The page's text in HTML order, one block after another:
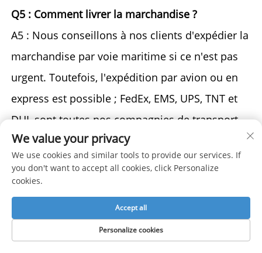
Q5 : Comment livrer la marchandise ?
A5 : Nous conseillons à nos clients d'expédier la
marchandise par voie maritime si ce n'est pas
urgent. Toutefois, l'expédition par avion ou en
express est possible ; FedEx, EMS, UPS, TNT et
DHL sont toutes nos compagnies de transport
avec lesquelles nous collaborons depuis
longtemps, et nous pouvons obtenir des tarifs
préférentiels auprès d'elles.
Q7 : Quelle est votre méthode d'expédition ?
A7 : Généralement, nous proposons un service
de livraison express tel que
We value your privacy
We use cookies and similar tools to provide our services. If
you don't want to accept all cookies, click Personalize
cookies.
Personalize cookies
Accept all